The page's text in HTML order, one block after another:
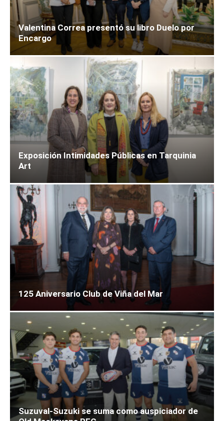
Valentina Correa presentó su libro Duelo por
Encargo
Exposición Intimidades Públicas en Tarquinia
Art
125 Aniversario Club de Viña del Mar
Suzuval-Suzuki se suma como auspiciador de